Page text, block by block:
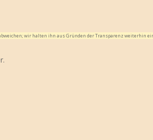
wir halten ihn aus Gründen der Transparenz weiterhin